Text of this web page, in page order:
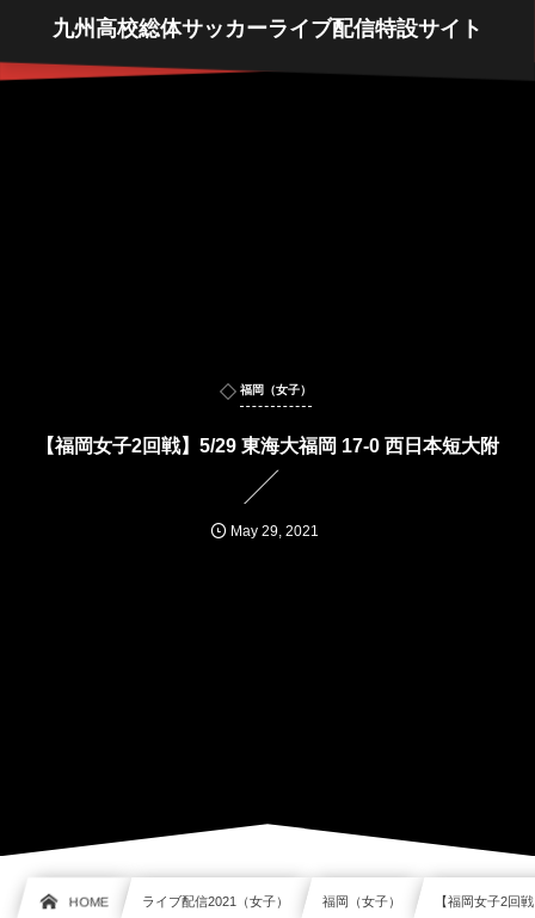
九州高校総体サッカーライブ配信特設サイト
福岡（女子）
【福岡女子2回戦】5/29 東海大福岡 17-0 西日本短大附
May 29,2021
HOME ライブ配信2021（女子） 福岡（女子） 【福岡女子2回